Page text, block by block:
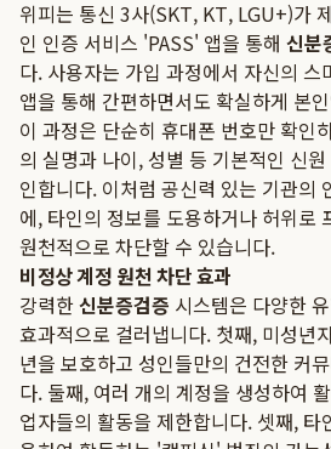
위피는 통신 3사(SKT, KT, LGU+)가
인 인증 서비스 'PASS' 앱을 통해 신분
다. 사용자는 가입 과정에서 자신의 스
앱을 통해 간편하면서도 확실하게 본
이 과정은 단순히 휴대폰 번호만 확인
의 실명과 나이, 성별 등 기본적인 신
인합니다. 이처럼 공신력 있는 기관의
에, 타인의 정보를 도용하거나 허위로
원천적으로 차단할 수 있습니다.
비정상 계정 원천 차단 효과
강력한신분증검증 시스템은 다양한
효과적으로 걸러냅니다. 첫째, 미성년
년을 보호하고 성인들만의 건전한 커
다. 둘째, 여러 개의 계정을 생성하여
업자들의 활동을 제한합니다. 셋째, 타